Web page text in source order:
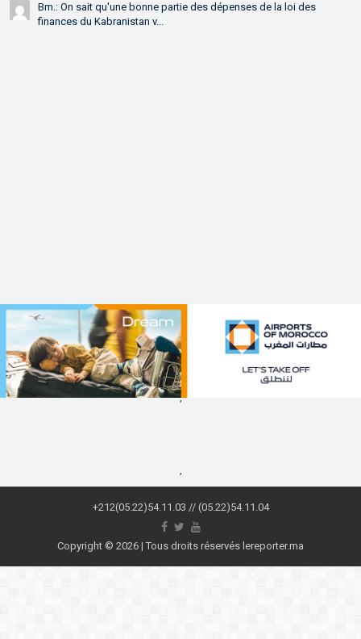
Bm.: On sait qu'une bonne partie des dépenses de la loi des
finances du Kabranistan v...
,
+212(05.22)54.11.03 // (05.22)54.11.04
Copyright © 2026 | Tous droits réservés lereporter.ma